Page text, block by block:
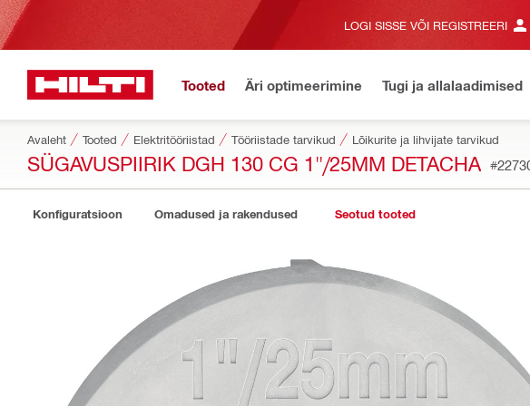
LOGI SISSE VÕI REGISTREERI
Tooted Äri optimeerimine Tugi ja allalaadimised
Avaleht Tooted Elektritööriistad Tööriistade tarvikud Lõikurite ja lihvijate tarvikud
SÜGAVUSPIIRIK DGH 130 CG 1"/25MM DETACHA
Konfiguratsioon Omadused ja rakendused Seotud tooted